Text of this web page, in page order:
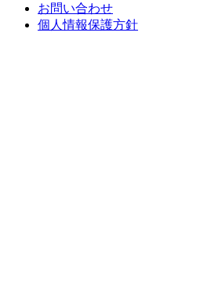
お問い合わせ
個人情報保護方針